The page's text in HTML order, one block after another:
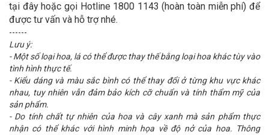
tại đây hoặc gọi Hotline 1800 1143 (hoàn toàn miễn phí) để
được tư vấn và hỗ trợ nhé.
------
Lưu ý:
- Một số loại hoa, lá có thể được thay thế bằng loại hoa khác tùy vào
tình hình thực tế.
- Kiểu dáng và màu sắc bình có thể thay đổi ở từng khu vực khác
nhau, tuy nhiên vẫn đảm bảo kích cỡ chuẩn và tính thẩm mỹ của
sản phẩm.
- Do tính chất tự nhiên của hoa và cây xanh mà sản phẩm thực
nhận có thể khác với hình minh họa về độ nở của hoa. Thông